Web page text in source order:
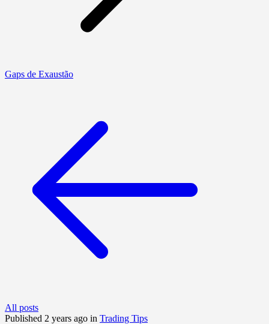
Gaps de Exaustão
All posts
Published 2 years ago in Trading Tips